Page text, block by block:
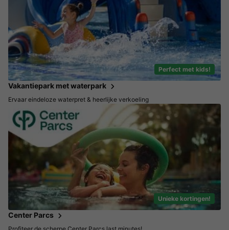
Perfect met kids!
Vakantiepark met waterpark
Ervaar eindeloze waterpret & heerlijke verkoeling
Unieke kortingen!
Center Parcs